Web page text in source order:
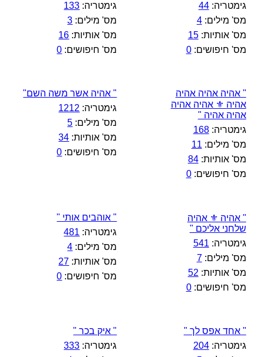
גימטריה:44
מס' מילים:4
מס' אותיות:15
מס' חיפושים:0
גימטריה: 133
מס' מילים: 3
מס' אותיות: 16
מס' חיפושים: 0
" אהיה אהיה אהיה
אהיה ⚜️ אהיה אהיה
אהיה אהיה "
גימטריה:168
מס' מילים: 11
מס' אותיות:84
מס' חיפושים:0
" אהיה אשר משה השם"
גימטריה: 1212
מס' מילים: 5
מס' אותיות: 34
מס' חיפושים: 0
" אהיה ⚜️ אהיה
שלחני אליכם "
גימטריה: 541
מס' מילים:7
מס' אותיות: 52
מס' חיפושים:0
" אוהבים אותי "
גימטריה: 481
מס' מילים: 4
מס' אותיות: 27
מס' חיפושים: 0
" אחד אפס לך "
גימטריה:204
" איק בכר "
גימטריה: 333